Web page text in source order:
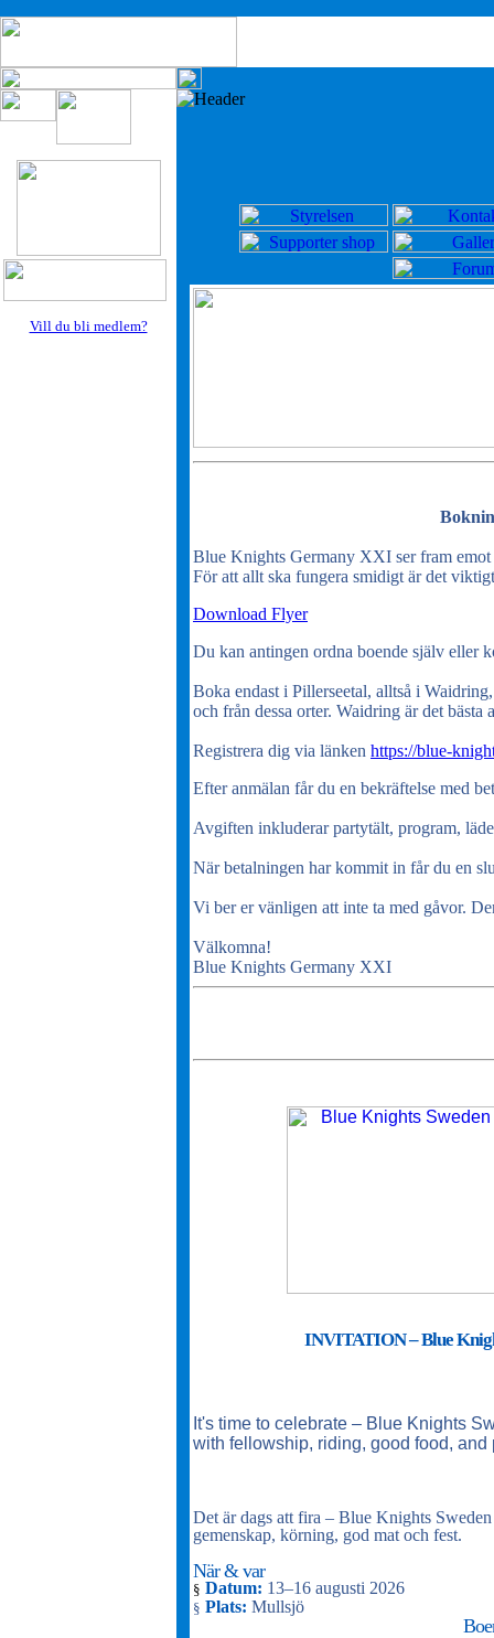
Vill du bli medlem?
Blue Knights Germany XXI ser fram
För att allt ska fungera smidigt är det
Download Flyer
Du kan antingen ordna boende själv eller
Boka endast i Pillerseetal, alltså i
och från dessa orter. Waidring är det
Registrera dig via länken https://blue-
Efter anmälan får du en bekräftelse med
Avgiften inkluderar partytält, program,
När betalningen har kommit in får du en
Vi ber er vänligen att inte ta med gåvor.
Välkomna!
Blue Knights Germany XXI
INVITATION – Blue
It's time to celebrate – Blue Knights
with fellowship, riding, good food, and
Det är dags att fira – Blue Knights
gemenskap, körning, god mat och fest.
När & var
§ Datum: 13–16 augusti 2026
§ Plats: Mullsjö